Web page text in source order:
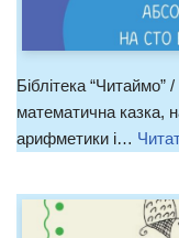
Біблітека
математична казка,
арифметики і…